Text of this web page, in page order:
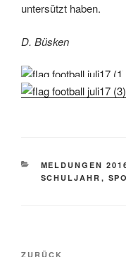
untersützt haben.
D. Büsken
KATEGORIEN
MELDUNGEN
SCHULJAHR ,
Beitragsnavigation
ZURÜCK